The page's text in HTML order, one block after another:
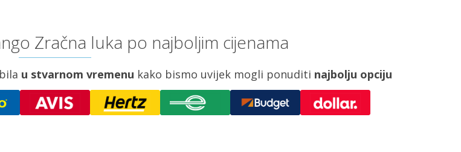
Zračna luka po najboljim cijenama
u stvarnom vremenu kako bismo uvijek mogli ponuditi najbolju opciju